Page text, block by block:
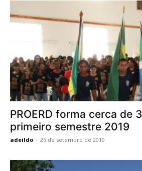
PROERD forma cerca de
primeiro semestre 2019
adeildo - 25 de setembro de 2019